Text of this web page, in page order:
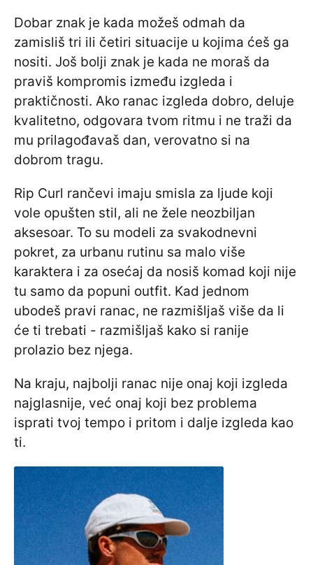
Dobar znak je kada možeš odmah da
zamisliš tri ili četiri situacije u kojima ćeš ga
nositi. Još bolji znak je kada ne moraš da
praviš kompromis između izgleda i
praktičnosti. Ako ranac izgleda dobro, deluje
kvalitetno, odgovara tvom ritmu i ne traži da
mu prilagođavaš dan, verovatno si na
dobrom tragu.
Rip Curl rančevi imaju smisla za ljude koji
vole opušten stil, ali ne žele neozbiljan
aksesoar. To su modeli za svakodnevni
pokret, za urbanu rutinu sa malo više
karaktera i za osećaj da nosiš komad koji nije
tu samo da popuni outfit. Kad jednom
ubodeš pravi ranac, ne razmišljaš više da li
će ti trebati - razmišljaš kako si ranije
prolazio bez njega.
Na kraju, najbolji ranac nije onaj koji izgleda
najglasnije, već onaj koji bez problema
isprati tvoj tempo i pritom i dalje izgleda kao
ti.